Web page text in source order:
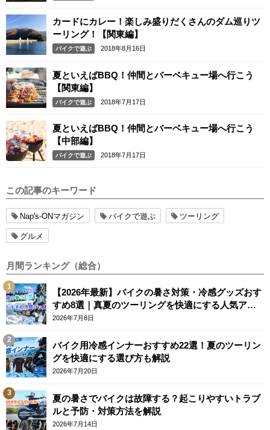
カードにカレー！楽しみ盛りだくさんのダム巡りツ
ーリング！【関東編】
バイクで遊ぶ 2018年8月16日
夏といえばBBQ！仲間とバーベキュー場へ行こう
【関東編】
バイクで遊ぶ 2018年7月17日
夏といえばBBQ！仲間とバーベキュー場へ行こう
【中部編】
バイクで遊ぶ 2018年7月17日
この記事のキーワード
Nap's-ONマガジン バイクで遊ぶ ツーリング
グルメ
月間ランキング（総合）
【2026年最新】バイクの暑さ対策・冷感グッズおす
すめ8選｜真夏のツーリングを快適にする人気アイ
テム
2026年7月8日
バイク用冷感インナーおすすめ22選！夏のツーリン
グを快適にする選び方も解説
2026年7月20日
夏の暑さでバイクは故障する？起こりやすいトラブ
ルと予防・対策方法を解説
2026年7月14日